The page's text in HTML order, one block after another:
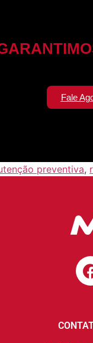
Fale
preventiva,